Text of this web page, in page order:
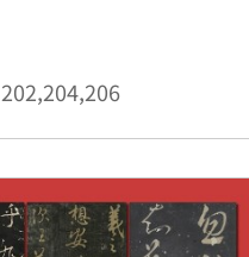
202,204,206